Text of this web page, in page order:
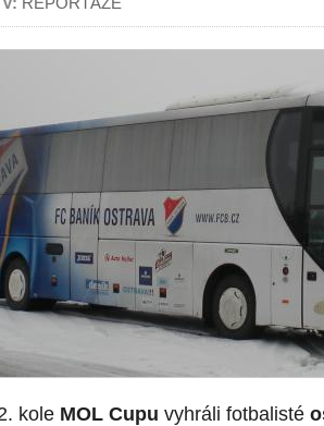
kole MOL Cupu vyhráli fotbalisté